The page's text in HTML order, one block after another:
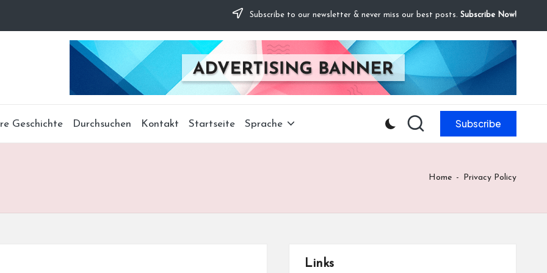
Subscribe to our newsletter & never miss our best posts. Subscribe Now!
Geschichte Durchsuchen Kontakt Startseite Sprache Subscribe
Home - Privacy Policy
Links